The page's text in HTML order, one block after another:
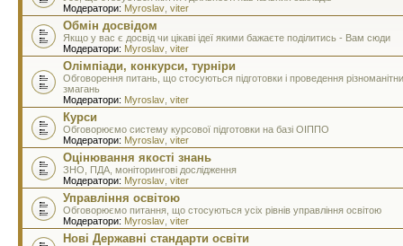
Модератори: Myroslav viter
Обмін досвідом
Якщо у вас є досвід чи цікаві ідеї якими бажаєте поділитись - Вам сюди
Модератори: Myroslav viter
Олімпіади, конкурси, турніри
Обговорення питань, що стосуються підготовки і проведення
змагань
Модератори: Myroslav viter
Курси
Обговорюємо систему курсової підготовки на базі ОІППО
Модератори: Myroslav viter
Оцінювання якості знань
ЗНО, ПДА, моніторингові дослідження
Модератори: Myroslav viter
Управління освітою
Обговорюємо питання, що стосуються усіх рівнів управління освітою
Модератори: Myroslav viter
Нові Державні стандарти освіти